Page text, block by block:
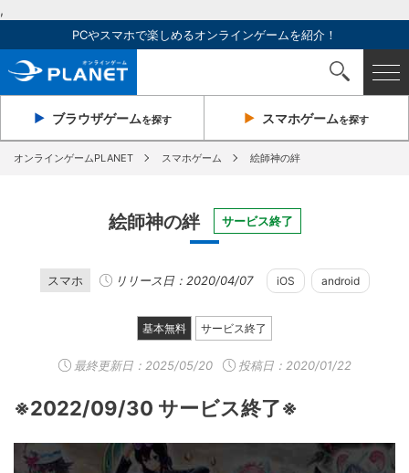
,
PCやスマホで楽しめるオンラインゲームを紹介！
ブラウザゲームを探す スマホゲームを探す
オンラインゲームPLANET スマホゲーム 絵師神の絆
絵師神の絆 サービス終了
スマホ リリース日：2020/04/07 iOS android
基本無料 サービス終了
最終更新日： 2025/05/20 投稿日：2020/01/22
※2022/09/30 サービス終了※